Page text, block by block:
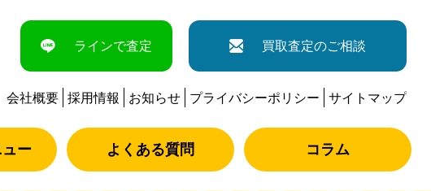
ラインで査定 買取査定のご相談
会社概要 採用情報 お知らせ プライバシーポリシー サイトマップ
ー よくある質問 コラム